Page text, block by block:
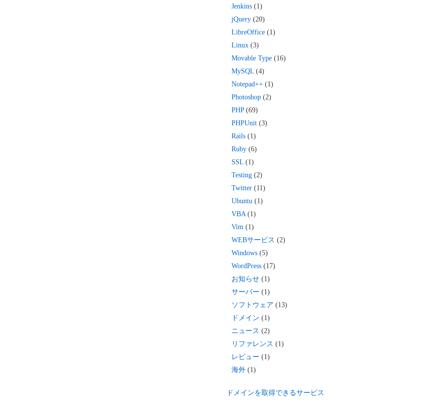
Jenkins (1)
jQuery (20)
LibreOffice (1)
Linux (3)
Movable Type (16)
MySQL (4)
Notepad++ (1)
Photoshop (2)
PHP(69)
PHPUnit (3)
Rails (1)
Ruby (6)
SSL (1)
Testing (2)
Twitter (11)
Ubuntu (1)
VBA(1)
Vim (1)
WEBサービス (2)
Windows (5)
WordPress (17)
お知らせ (1)
サーバー (1)
ソフトウェア (13)
ドメイン (1)
ニュース (2)
リファレンス (1)
レビュー (1)
海外 (1)
ドメインを取得できるサービス